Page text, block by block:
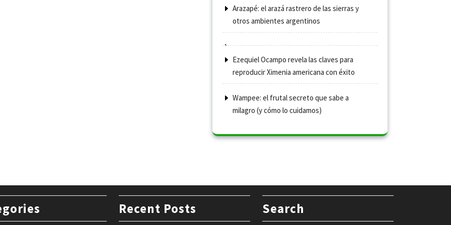
Arazapé: el arazá rastrero de las sierras y
otros ambientes argentinos
Ezequiel Ocampo revela las claves para
reproducir Ximenia americana con éxito
Wampee: el frutal secreto que sabe a
milagro (y cómo lo cuidamos)
Recent Posts Search